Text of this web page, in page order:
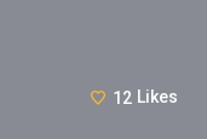
12 Likes